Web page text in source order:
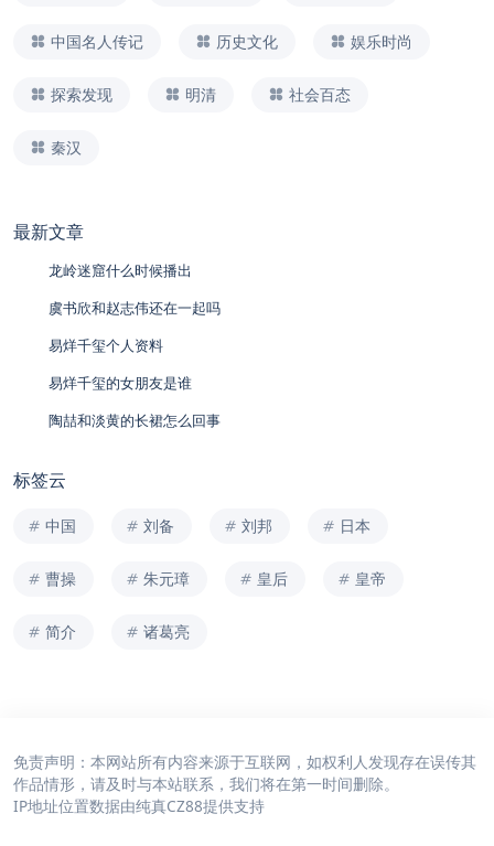
中国名人传记 历史文化 娱乐时尚
探索发现 明清 社会百态
秦汉
最新文章
龙岭迷窟什么时候播出
虞书欣和赵志伟还在一起吗
易烊千玺个人资料
易烊千玺的女朋友是谁
陶喆和淡黄的长裙怎么回事
标签云
中国 刘备 刘邦 日本
曹操 朱元璋 皇后 皇帝
简介 诸葛亮
免责声明：本网站所有内容来源于互联网，如权利人发现存在误传其
作品情形，请及时与本站联系，我们将在第一时间删除。
IP地址位置数据由纯真CZ88提供支持